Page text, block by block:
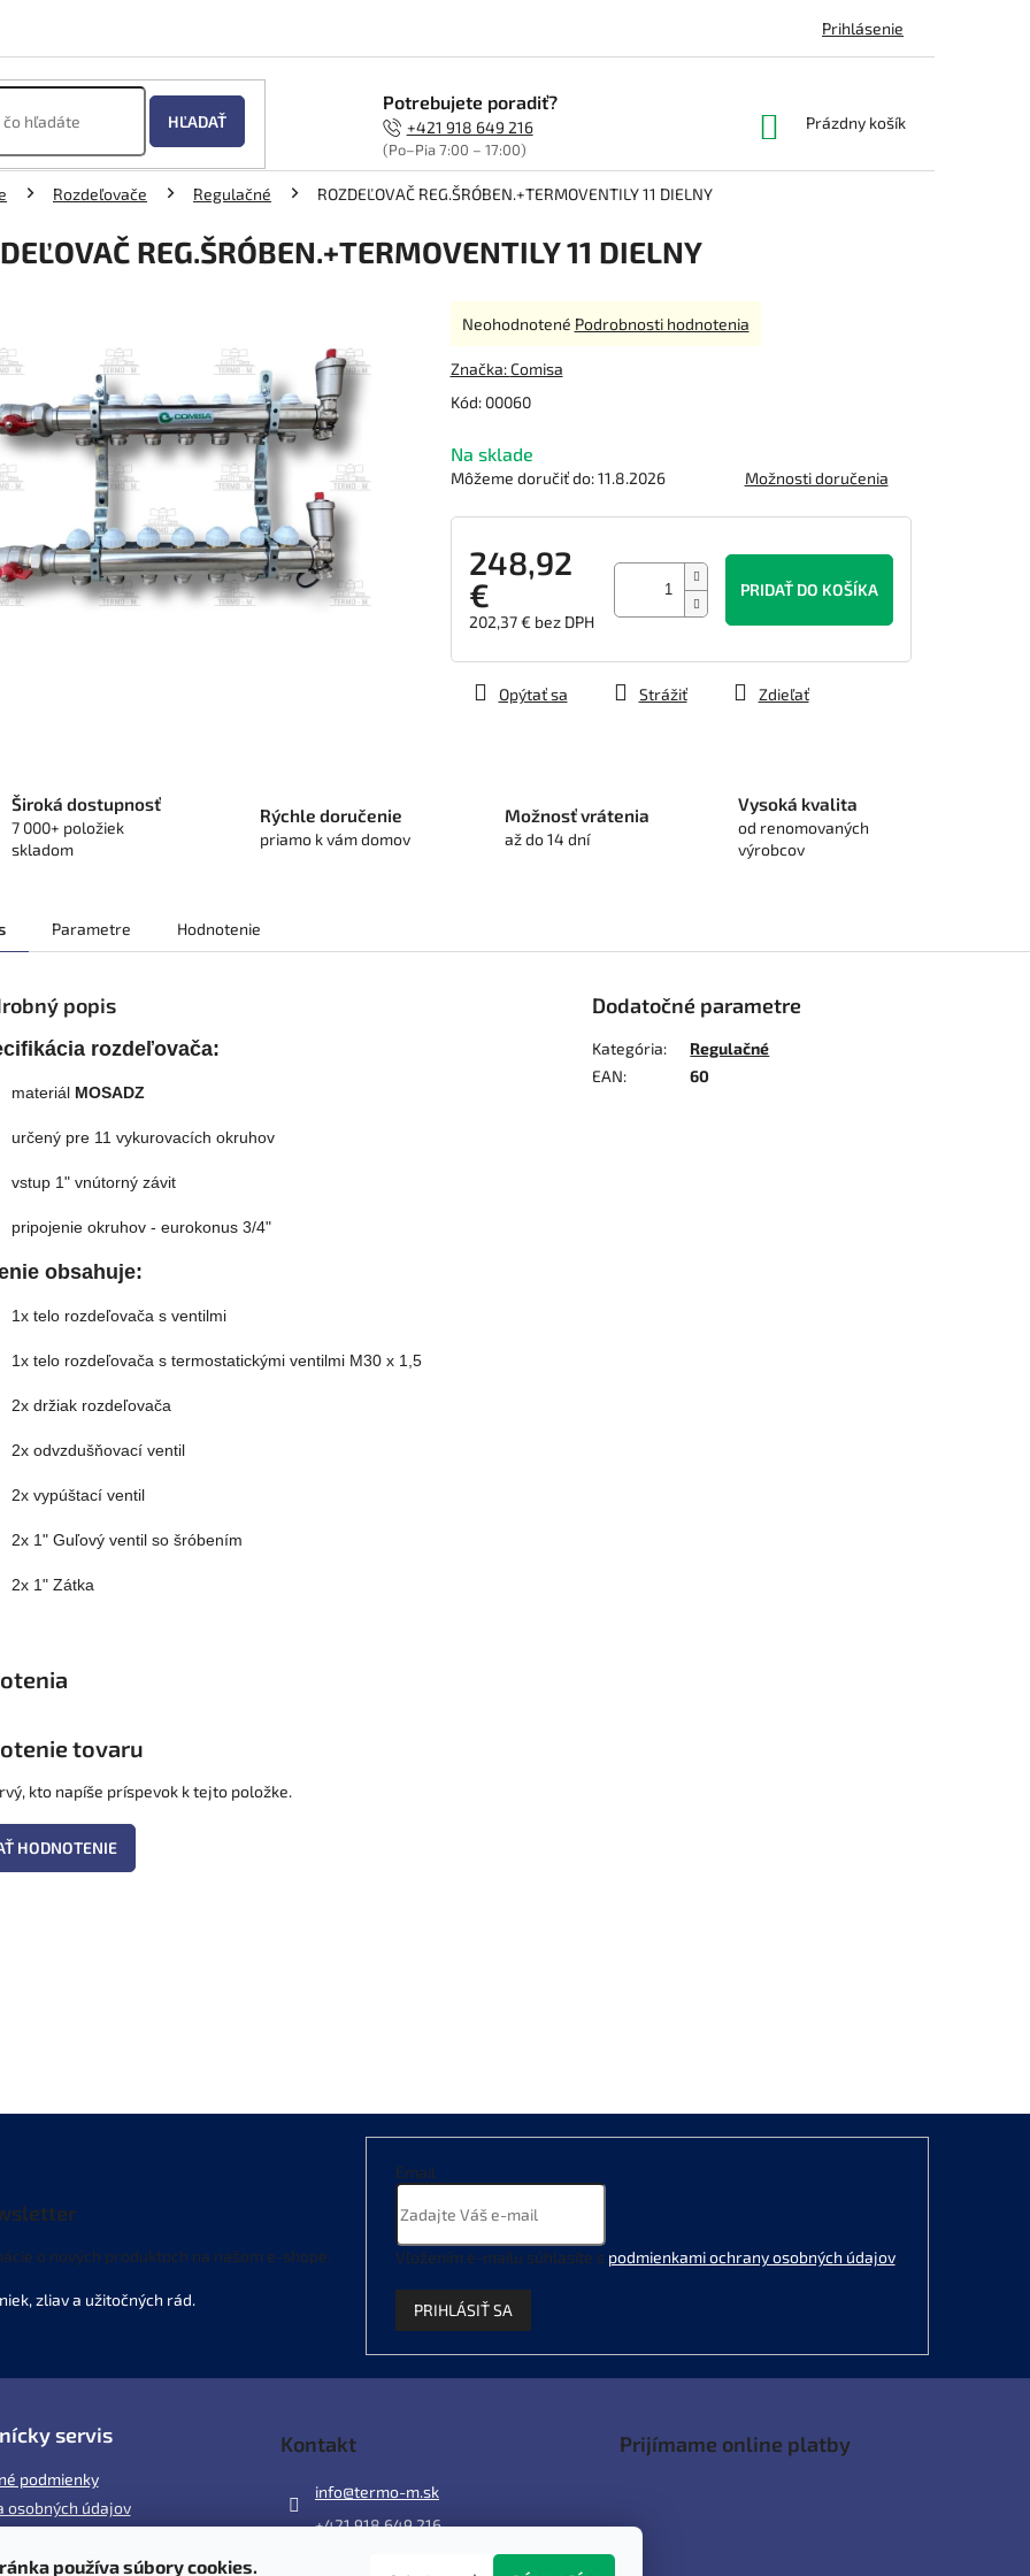
používa súbory cookies.
Prihlásenie
HĽADAŤ
Potrebujete poradiť?
+421 918 649 216
(Po–Pia 7:00 – 17:00)
NÁKUPNÝ
Prázdny košík
Rozdeľovače Regulačné ROZDEĽOVAČ REG.ŠRÓBEN.+TERMOVENTILY 11 DIELNY
REG.ŠRÓBEN.+TERMOVENTILY 11 DIELNY
Kód: 00060
Na sklade
Môžeme doručiť do: 11.8.2026 Možnosti doručenia
248,92
€
202,37 € bez DPH
PRIDAŤ DO KOŠÍKA
Opýtať sa Strážiť Zdieľať
Priemerné
produktu
0,0
5
hviezdičiek.
Neohodnotené Podrobnosti hodnotenia
Značka:Comisa
Široká dostupnosť
7 000+ položiek
skladom
Rýchle doručenie
priamo k vám domov
Možnosť vrátenia
až do 14 dní
Vysoká kvalita
od renomovaných
výrobcov
Parametre Hodnotenie
popis
rozdeľovača:
materiál MOSADZ
určený pre 11 vykurovacích okruhov
vstup 1" vnútorný závit
pripojenie okruhov - eurokonus 3/4"
obsahuje:
1x telo rozdeľovača s ventilmi
1x telo rozdeľovača s termostatickými ventilmi M30 x 1,5
2x držiak rozdeľovača
2x odvzdušňovací ventil
2x vypúštací ventil
2x 1" Guľový ventil so šróbením
2x 1" Zátka
Dodatočné parametre
Kategória:
Regulačné
EAN: 60
tovaru
kto napíše príspevok k tejto položke.
HODNOTENIE
o nových produktoch na našom e-shope.
Email
Vložením e-mailu súhlasíte s podmienkami ochrany osobných údajov.
PRIHLÁSIŤ SA
servis
podmienky
osobných údajov
Kontakt
info@termo-m.sk
+421 918 649 216
Prijímame online platby